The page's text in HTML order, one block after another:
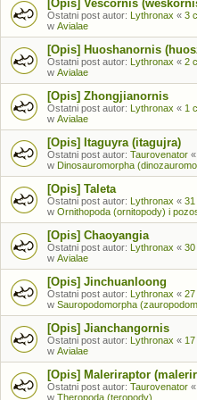
[Opis] Vescornis
Ostatni post autor: Lythronax « 3
w Avialae
[Opis] Huoshanornis
Ostatni post autor: Lythronax « 2
w Avialae
[Opis] Zhongjianornis
Ostatni post autor: Lythronax « 1
w Avialae
[Opis] Itaguyra (itagujra)
Ostatni post autor: Taurovenator «
w Dinosauromorpha
[Opis] Taleta
Ostatni post autor: Lythronax « 31
w Ornithopoda (ornitopody) i
[Opis] Chaoyangia
Ostatni post autor: Lythronax « 30
w Avialae
[Opis] Jinchuanloong
Ostatni post autor: Lythronax « 27
w Sauropodomorpha
[Opis] Jianchangornis
Ostatni post autor: Lythronax «
w Avialae
[Opis] Maleriraptor
Ostatni post autor: Taurovenator «
w Theropoda (teropody)